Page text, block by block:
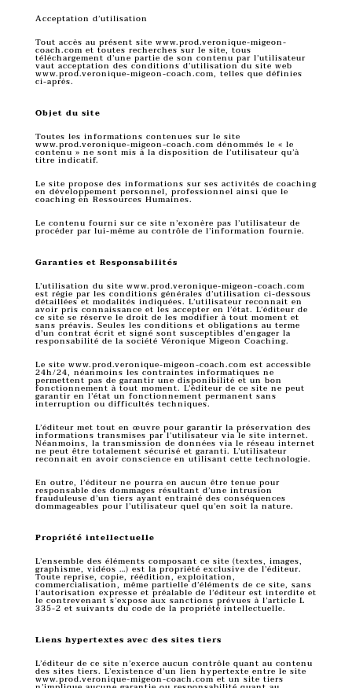
Acceptation d’utilisation
Tout accès au présent site www.prod.veronique-migeon-
coach.com et toutes recherches sur le site, tous
téléchargement d’une partie de son contenu par l’utilisateur
vaut acceptation des conditions d’utilisation du site web
www.prod.veronique-migeon-coach.com, telles que définies
ci-après.
Objet du site
Toutes les informations contenues sur le site
www.prod.veronique-migeon-coach.com dénommés le « le
contenu » ne sont mis à la disposition de l’utilisateur qu’à
titre indicatif.
Le site propose des informations sur ses activités de coaching
en développement personnel, professionnel ainsi que le
coaching en Ressources Humaines.
Le contenu fourni sur ce site n’exonère pas l’utilisateur de
procéder par lui-même au contrôle de l’information fournie.
Garanties et Responsabilités
L’utilisation du site www.prod.veronique-migeon-coach.com
est régie par les conditions générales d’utilisation ci-dessous
détaillées et modalités indiquées. L’utilisateur reconnait en
avoir pris connaissance et les accepter en l’état. L’éditeur de
ce site se réserve le droit de les modifier à tout moment et
sans préavis. Seules les conditions et obligations au terme
d’un contrat écrit et signé sont susceptibles d’engager la
responsabilité de la société Véronique Migeon Coaching.
Le site www.prod.veronique-migeon-coach.com est accessible
24h/24, néanmoins les contraintes informatiques ne
permettent pas de garantir une disponibilité et un bon
fonctionnement à tout moment. L’éditeur de ce site ne peut
garantir en l’état un fonctionnement permanent sans
interruption ou difficultés techniques.
L’éditeur met tout en œuvre pour garantir la préservation des
informations transmises par l’utilisateur via le site internet.
Néanmoins, la transmission de données via le réseau internet
ne peut être totalement sécurisé et garanti. L’utilisateur
reconnait en avoir conscience en utilisant cette technologie.
En outre, l’éditeur ne pourra en aucun être tenue pour
responsable des dommages résultant d’une intrusion
frauduleuse d’un tiers ayant entrainé des conséquences
dommageables pour l’utilisateur quel qu’en soit la nature.
Propriété intellectuelle
L’ensemble des éléments composant ce site (textes, images,
graphisme, vidéos …) est la propriété exclusive de l’éditeur.
Toute reprise, copie, réédition, exploitation,
commercialisation, même partielle d’éléments de ce site, sans
l’autorisation expresse et préalable de l’éditeur est interdite et
le contrevenant s’expose aux sanctions prévues à l’article L
335-2 et suivants du code de la propriété intellectuelle.
Liens hypertextes avec des sites tiers
L’éditeur de ce site n’exerce aucun contrôle quant au contenu
des sites tiers. L’existence d’un lien hypertexte entre le site
www.prod.veronique-migeon-coach.com et un site tiers